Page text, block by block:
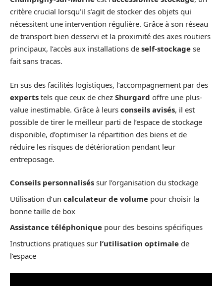
critère crucial lorsqu’il s’agit de stocker des objets qui
nécessitent une intervention régulière. Grâce à son réseau
de transport bien desservi et la proximité des axes routiers
principaux, l’accès aux installations de self-stockage se
fait sans tracas.
En sus des facilités logistiques, l’accompagnement par des
experts tels que ceux de chez Shurgard offre une plus-
value inestimable. Grâce à leurs conseils avisés, il est
possible de tirer le meilleur parti de l’espace de stockage
disponible, d’optimiser la répartition des biens et de
réduire les risques de détérioration pendant leur
entreposage.
Conseils personnalisés sur l’organisation du stockage
Utilisation d’un calculateur de volume pour choisir la
bonne taille de box
Assistance téléphonique pour des besoins spécifiques
Instructions pratiques sur l’utilisation optimale de
l’espace